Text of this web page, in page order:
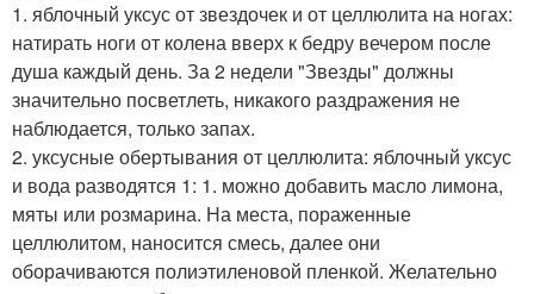
1. яблочный уксус от звездочек и от целлюлита на ногах:
натирать ноги от колена вверх к бедру вечером после
душа каждый день. За 2 недели "Звезды" должны
значительно посветлеть, никакого раздражения не
наблюдается, только запах.
2. уксусные обертывания от целлюлита: яблочный уксус
и вода разводятся 1: 1. можно добавить масло лимона,
мяты или розмарина. На места, пораженные
целлюлитом, наносится смесь, далее они
оборачиваются полиэтиленовой пленкой. Желательно